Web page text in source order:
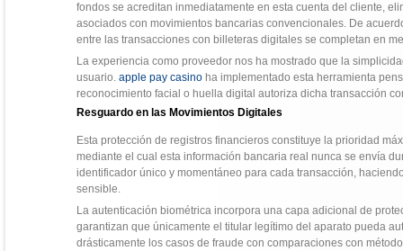
fondos se acreditan inmediatamente en esta cuenta del cliente,
asociados con movimientos bancarias convencionales. De
entre las transacciones con billeteras digitales se completan en
La experiencia como proveedor nos ha mostrado que la
usuario.apple pay casino ha implementado esta herramienta
reconocimiento facial o huella digital autoriza dicha transacción
Resguardo en las Movimientos Digitales
Esta protección de registros financieros constituye la prioridad
mediante el cual esta información bancaria real nunca se envía
identificador único y momentáneo para cada transacción,
sensible.
La autenticación biométrica incorpora una capa adicional de
garantizan que únicamente el titular legítimo del aparato pueda
drásticamente los casos de fraude con comparaciones con